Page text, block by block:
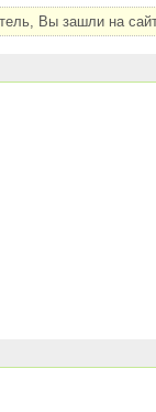
Вы зашли на